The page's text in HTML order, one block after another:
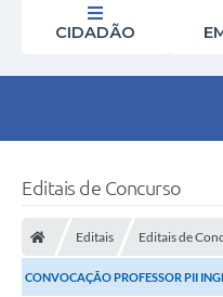
CIDADÃO
Editais de Concurso
Editais Editais de
CONVOCAÇÃO PROFESSOR PII